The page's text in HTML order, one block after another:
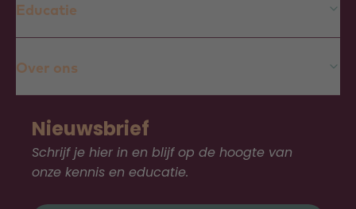
Educatie
Over ons
Nieuwsbrief
Schrijf je hier in en blijf op de hoogte van
onze kennis en educatie.